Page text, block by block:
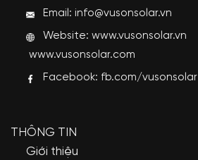
Email: info@vusonsolar.vn
Website:www.vusonsolar.vn
www.vusonsolar.com
Facebook: fb.com/vusonsolar
THÔNG TIN
Giới thiệu